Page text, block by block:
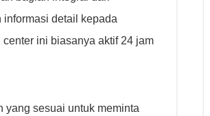
informasi detail kepada
ini biasanya aktif 24 jam
yang sesuai untuk meminta